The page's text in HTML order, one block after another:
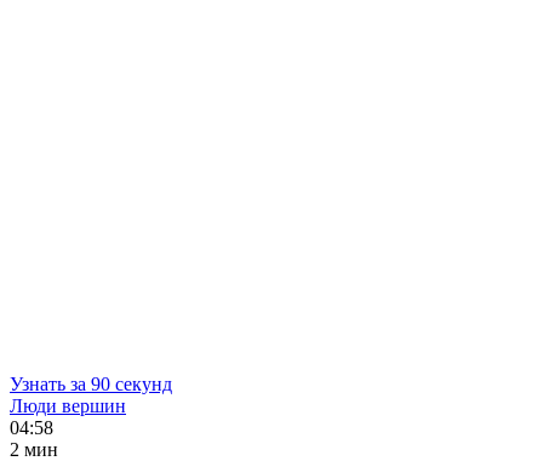
Узнать за 90 секунд
Люди вершин
04:58
2 мин